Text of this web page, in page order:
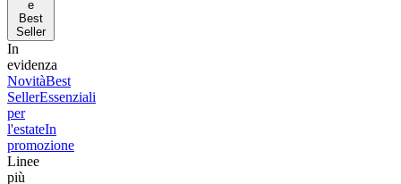
e
Best
Seller
In
evidenza
NovitàBest
SellerEssenziali
per
l'estateIn
promozione
Linee
più